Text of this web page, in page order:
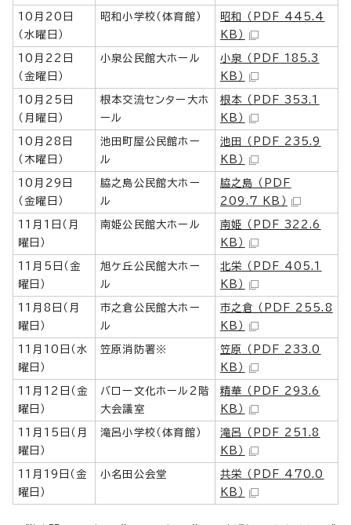
10月20日
（水曜日）
昭和小学校（体育館）
昭和 （PDF 445.4
KB）
10月22日
（金曜日）
小泉公民館大ホール
小泉 （PDF 185.3
KB）
10月25日
（月曜日）
根本交流センター大ホ
ール
根本 （PDF 353.1
KB）
10月28日
（木曜日）
池田町屋公民館ホー
ル
池田 （PDF 235.9
KB）
10月29日
（金曜日）
脇之島公民館大ホー
ル
脇之島 （PDF
209.7 KB）
11月1日（月
曜日）
南姫公民館大ホール
南姫 （PDF 322.6
KB）
11月5日（金
曜日）
旭ケ丘公民館大ホー
ル
北栄 （PDF 405.1
KB）
11月8日（月
曜日）
市之倉公民館大ホー
ル
市之倉 （PDF 255.8
KB）
11月10日（水
曜日）
笠原消防署※
笠原 （PDF 233.0
KB）
11月12日（金
曜日）
バロー文化ホール2階
大会議室
精華 （PDF 293.6
KB）
11月15日（月
曜日）
滝呂小学校（体育館）
滝呂 （PDF 251.8
KB）
11月19日（金
曜日）
小名田公会堂
共栄 （PDF 470.0
KB）